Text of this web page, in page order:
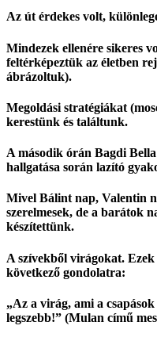
Az út érdekes volt,
Mindezek ellenére sikeres
feltérképeztük az életben
ábrázoltuk).
Megoldási stratégiákat
kerestünk és találtunk.
A második órán Bagdi
hallgatása során lazító
Mivel Bálint nap, Valentin
szerelmesek, de a barátok
készítettünk.
A szívekből virágokat.
következő gondolatra:
„Az a virág, ami a
legszebb!” (Mulan című